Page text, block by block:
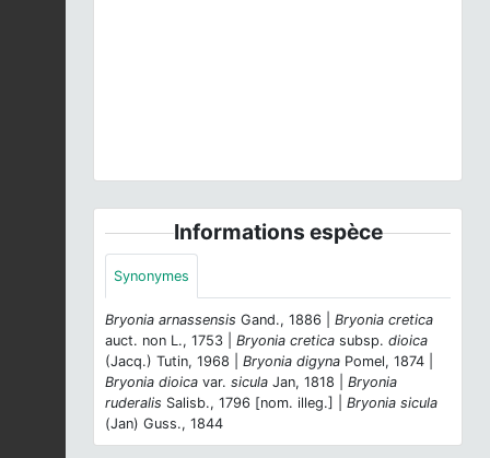
Informations espèce
Synonymes
Bryonia arnassensis Gand., 1886 | Bryonia cretica
auct. non L., 1753 | Bryonia cretica subsp. dioica
(Jacq.) Tutin, 1968 | Bryonia digyna Pomel, 1874 |
Bryonia dioica var. sicula Jan, 1818 | Bryonia
ruderalis Salisb., 1796 [nom. illeg.] | Bryonia sicula
(Jan) Guss., 1844